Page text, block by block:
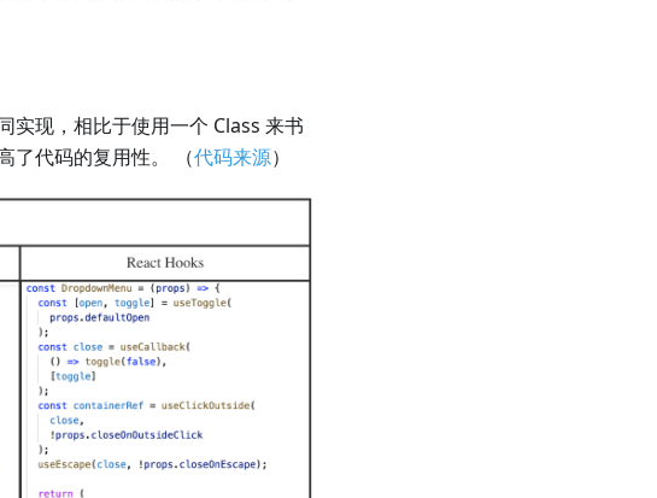
实现，相比于使用一个 Class 来书
了代码的复用性。 （代码来源）